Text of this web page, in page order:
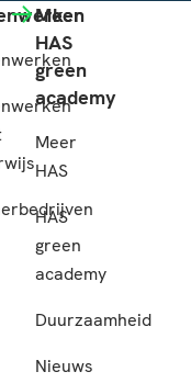
Meer
HAS
green
academy
Meer
HAS
HAS
green
academy
Duurzaamheid
Nieuws